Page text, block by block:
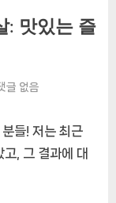
: 맛있는 즐
골
글 없음
들! 저는 최근
, 그 결과에 대